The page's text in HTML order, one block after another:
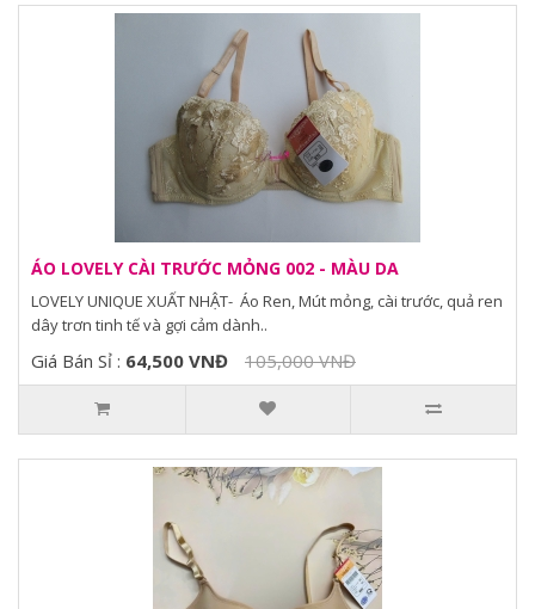
ÁO LOVELY CÀI TRƯỚC MỎNG 002 - MÀU DA
LOVELY UNIQUE XUẤT NHẬT- Áo Ren, Mút mỏng, cài trước, quả ren
dây trơn tinh tế và gợi cảm dành..
Giá Bán Sỉ : 64,500 VNĐ 105,000 VNĐ